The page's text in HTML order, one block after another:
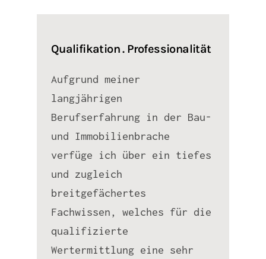
Qualifikation . Professionalität
Aufgrund meiner
langjährigen
Berufserfahrung in der Bau-
und Immobilienbrache
verfüge ich über ein tiefes
und zugleich
breitgefächertes
Fachwissen, welches für die
qualifizierte
Wertermittlung eine sehr